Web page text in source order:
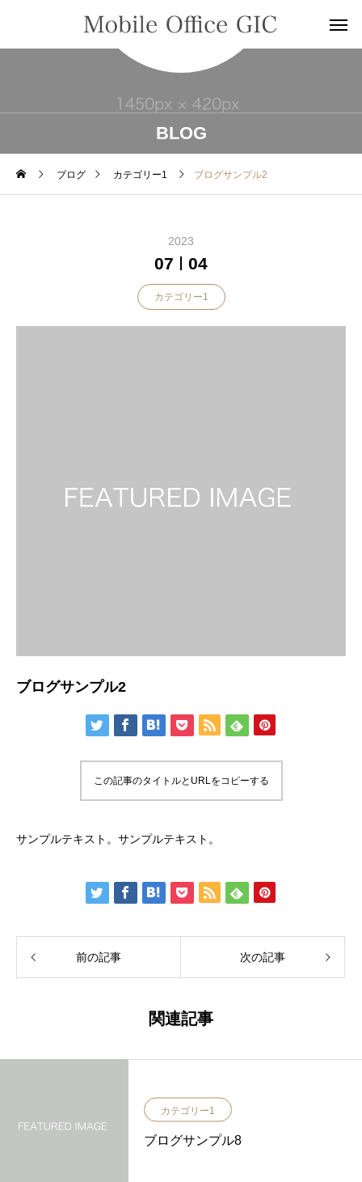
BLOG
ブログ カテゴリー1 ブログサンプル2
2023
07 04
カテゴリー1
ブログサンプル2
この記事のタイトルとURLをコピーする
サンプルテキスト。サンプルテキスト。
前の記事 次の記事
関連記事
カテゴリー1
ブログサンプル8